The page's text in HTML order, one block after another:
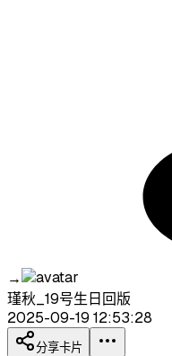
→
瑾秋_19号生日回版
2025-09-19 12:53:28
分享卡片